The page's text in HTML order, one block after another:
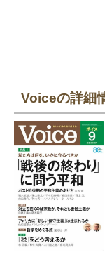
Voiceの詳細